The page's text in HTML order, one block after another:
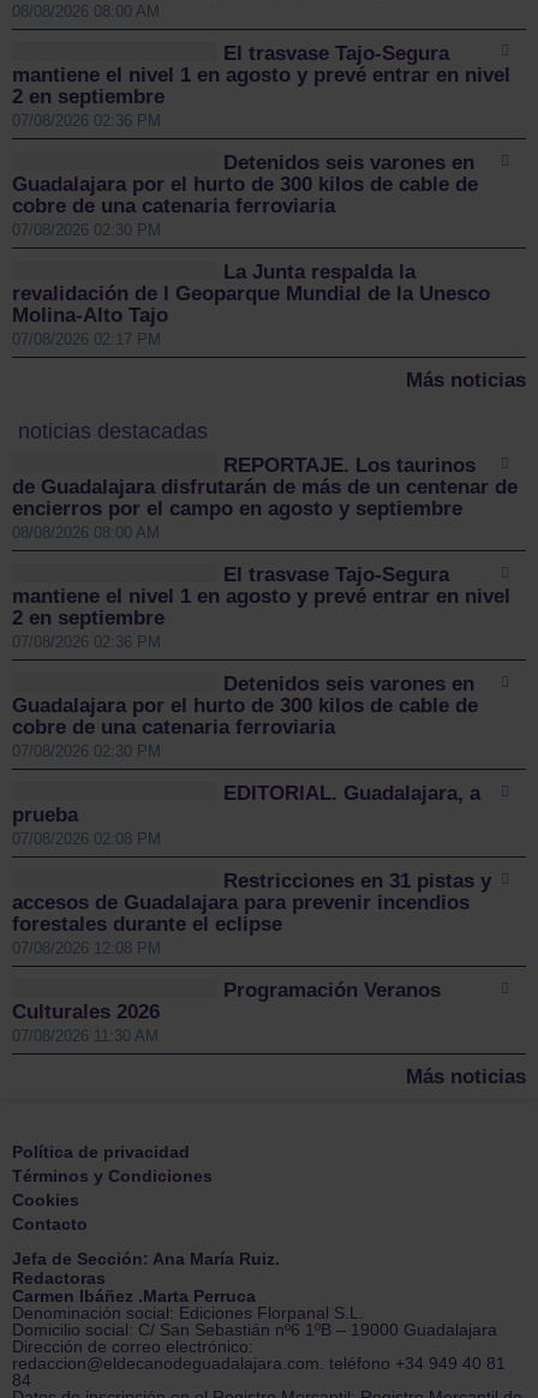
08/08/2026 08:00 AM
El trasvase Tajo-Segura
mantiene el nivel 1 en agosto y prevé entrar en nivel
2 en septiembre
07/08/2026 02:36 PM
Detenidos seis varones en
Guadalajara por el hurto de 300 kilos de cable de
cobre de una catenaria ferroviaria
07/08/2026 02:30 PM
La Junta respalda la
revalidación de l Geoparque Mundial de la Unesco
Molina-Alto Tajo
07/08/2026 02:17 PM
Más noticias
noticias destacadas
REPORTAJE. Los taurinos
de Guadalajara disfrutarán de más de un centenar de
encierros por el campo en agosto y septiembre
08/08/2026 08:00 AM
El trasvase Tajo-Segura
mantiene el nivel 1 en agosto y prevé entrar en nivel
2 en septiembre
07/08/2026 02:36 PM
Detenidos seis varones en
Guadalajara por el hurto de 300 kilos de cable de
cobre de una catenaria ferroviaria
07/08/2026 02:30 PM
EDITORIAL. Guadalajara, a
prueba
07/08/2026 02:08 PM
Restricciones en 31 pistas y
accesos de Guadalajara para prevenir incendios
forestales durante el eclipse
07/08/2026 12:08 PM
Programación Veranos
Culturales 2026
07/08/2026 11:30 AM
Más noticias
Política de privacidad
Términos y Condiciones
Cookies
Contacto
Jefa de Sección: Ana María Ruiz.
Redactoras
Carmen Ibáñez .Marta Perruca
Denominación social: Ediciones Florpanal S.L.
Domicilio social: C/ San Sebastián nº6 1ºB – 19000 Guadalajara
Dirección de correo electrónico:
redaccion@eldecanodeguadalajara.com. teléfono +34 949 40 81
84